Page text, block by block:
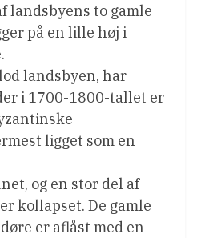
landsbyens to gamle
på en lille høj i
landsbyen, har
i 1700-1800-tallet er
ligget som en
og en stor del af
kollapset. De gamle
er aflåst med en